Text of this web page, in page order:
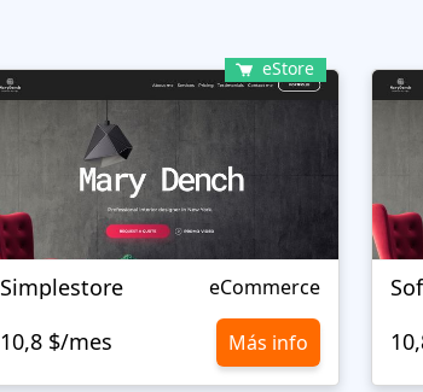
eStore
Simplestore eCommerce
10,8 $/mes Más info